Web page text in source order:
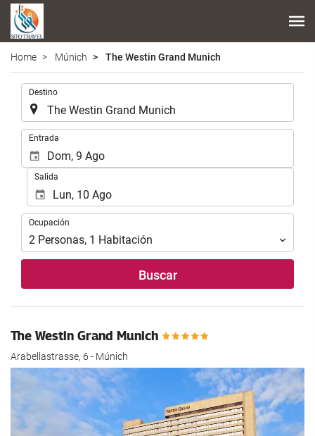
Home Múnich The Westin Grand Munich
Destino
Entrada
Salida
Ocupación
Ocupación
2 Personas, 1 Habitación
Buscar
The Westin Grand Munich
Arabellastrasse, 6 - Múnich